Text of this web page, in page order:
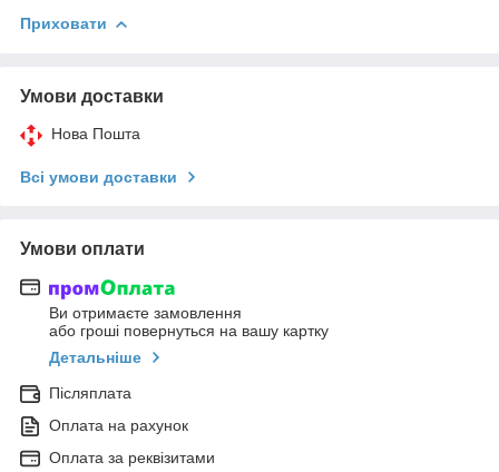
Приховати
Умови доставки
Нова Пошта
Всі умови доставки
Умови оплати
Ви отримаєте замовлення
або гроші повернуться на вашу картку
Детальніше
Післяплата
Оплата на рахунок
Оплата за реквізитами